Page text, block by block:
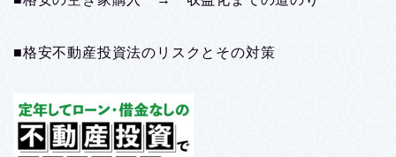
■格安不動産投資法のリスクとその対策